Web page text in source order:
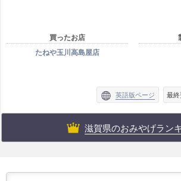
買ったお店
たねや玉川高島屋店
英語版ページ 最
滋賀県のおみやげラン